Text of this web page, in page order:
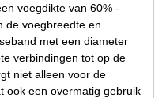
voegdikte van 60% -
de voegbreedte en
met een diameter
verbindingen tot op de
niet alleen voor de
ook een overmatig gebruik